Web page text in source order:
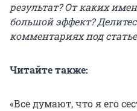
результат? От каких
большой эффект?
комментариях под
Читайте также:
«Все думают, что я его